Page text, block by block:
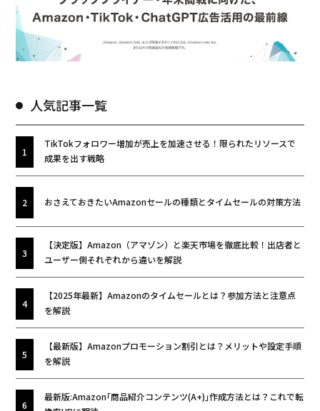
人気記事一覧
TikTokフォロワー増加が売上を加速させる！限られたリソースで
成果を出す戦略
おさえておきたいAmazonセールの種類とタイムセールの対策方法
【決定版】Amazon（アマゾン）と楽天市場を徹底比較！出店者と
ユーザー側それぞれから違いを解説
【2025年最新】Amazonのタイムセールとは？参加方法と注意点
を解説
【最新版】Amazonプロモーション割引とは？メリットや設定手順
を解説
最新版:Amazon｢商品紹介コンテンツ(A+)｣作成方法とは？これで転